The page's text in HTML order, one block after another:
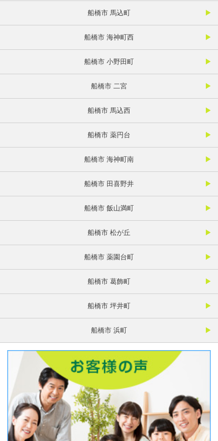
船橋市 馬込町
船橋市 海神町西
船橋市 小野田町
船橋市 二宮
船橋市 馬込西
船橋市 薬円台
船橋市 海神町南
船橋市 田喜野井
船橋市 飯山満町
船橋市 松が丘
船橋市 薬園台町
船橋市 葛飾町
船橋市 坪井町
船橋市 浜町